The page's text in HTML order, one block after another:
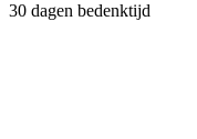
30 dagen bedenktijd